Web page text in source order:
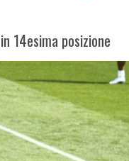
14esima posizione